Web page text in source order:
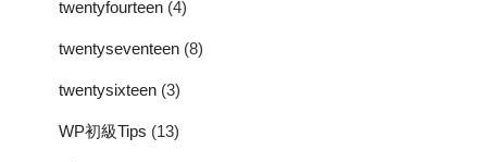
twentyfourteen (4)
twentyseventeen (8)
twentysixteen (3)
WP初級Tips (13)